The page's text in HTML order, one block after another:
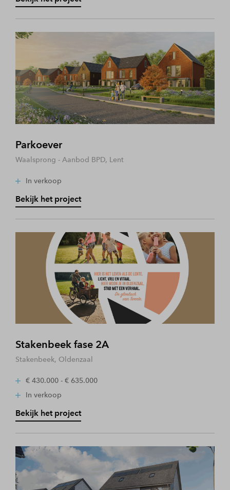
Parkoever
Waalsprong - Aanbod BPD, Lent
In verkoop
Bekijk het project
Stakenbeek fase 2A
Stakenbeek, Oldenzaal
€ 430.000 - € 635.000
In verkoop
Bekijk het project